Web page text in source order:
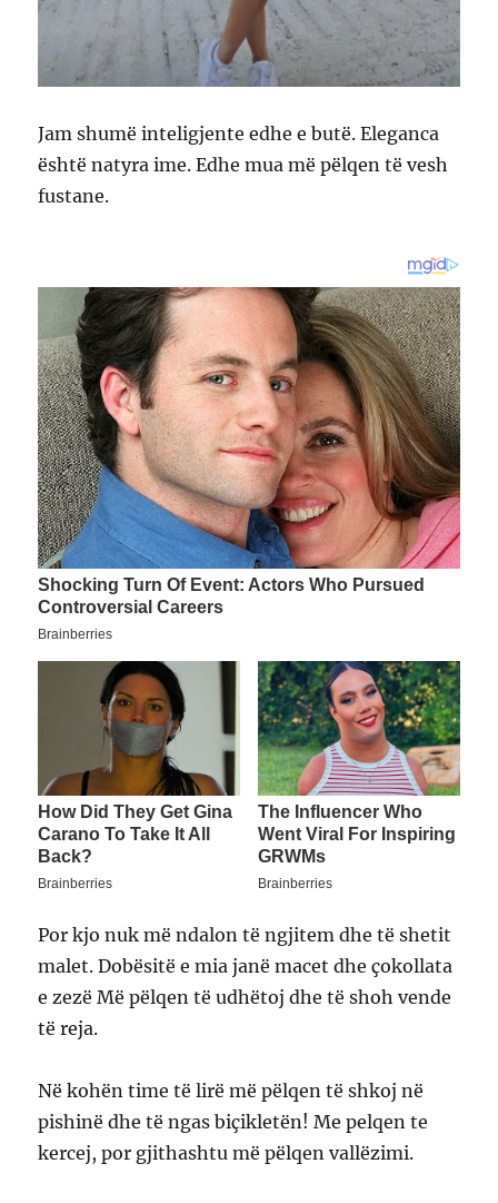
Jam shumë inteligjente edhe e butë. Eleganca
është natyra ime. Edhe mua më pëlqen të vesh
fustane.
Por kjo nuk më ndalon të ngjitem dhe të shetit
malet. Dobësitë e mia janë macet dhe çokollata
e zezë Më pëlqen të udhëtoj dhe të shoh vende
të reja.
Në kohën time të lirë më pëlqen të shkoj në
pishinë dhe të ngas biçikletën! Me pelqen te
kercej, por gjithashtu më pëlqen vallëzimi.